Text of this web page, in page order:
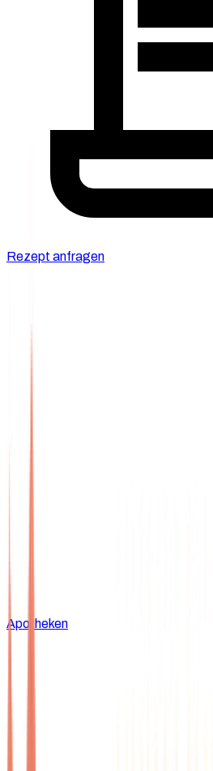
Rezept anfragen
Apotheken